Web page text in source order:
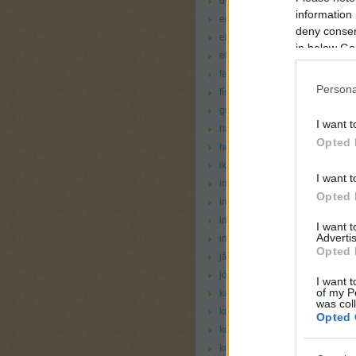
information
deny
in below
I want
Opted
I want
Opted
I want
Opted
I want
of my
was
Opted
egészségügy
)
elektronika
etetés
fejlesztő
fisher price
graco
hauck
hellókarácsony
ikea
imádjuk
ingyen se kell
internet
intézmény
játék
jó de minek
kaja
könyv
koraszülés
korosztály 18 hónapos kortól